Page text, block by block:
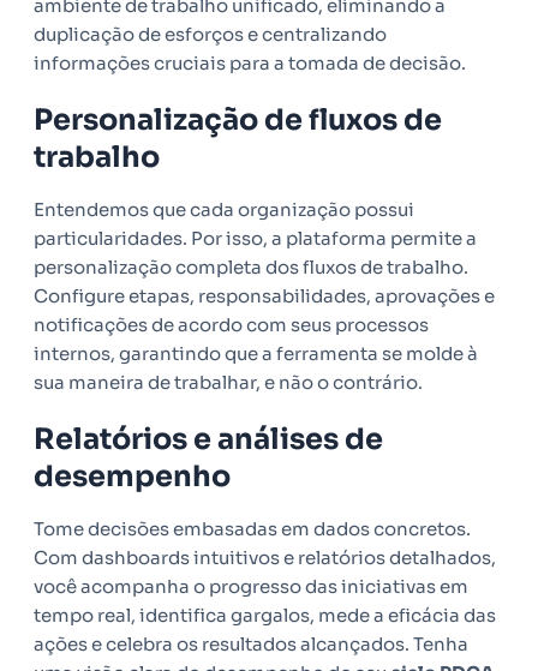
ambiente de trabalho unificado, eliminando a
duplicação de esforços e centralizando
informações cruciais para a tomada de decisão.
Personalização de fluxos de
trabalho
Entendemos que cada organização possui
particularidades. Por isso, a plataforma permite a
personalização completa dos fluxos de trabalho.
Configure etapas, responsabilidades, aprovações e
notificações de acordo com seus processos
internos, garantindo que a ferramenta se molde à
sua maneira de trabalhar, e não o contrário.
Relatórios e análises de
desempenho
Tome decisões embasadas em dados concretos.
Com dashboards intuitivos e relatórios detalhados,
você acompanha o progresso das iniciativas em
tempo real, identifica gargalos, mede a eficácia das
ações e celebra os resultados alcançados. Tenha